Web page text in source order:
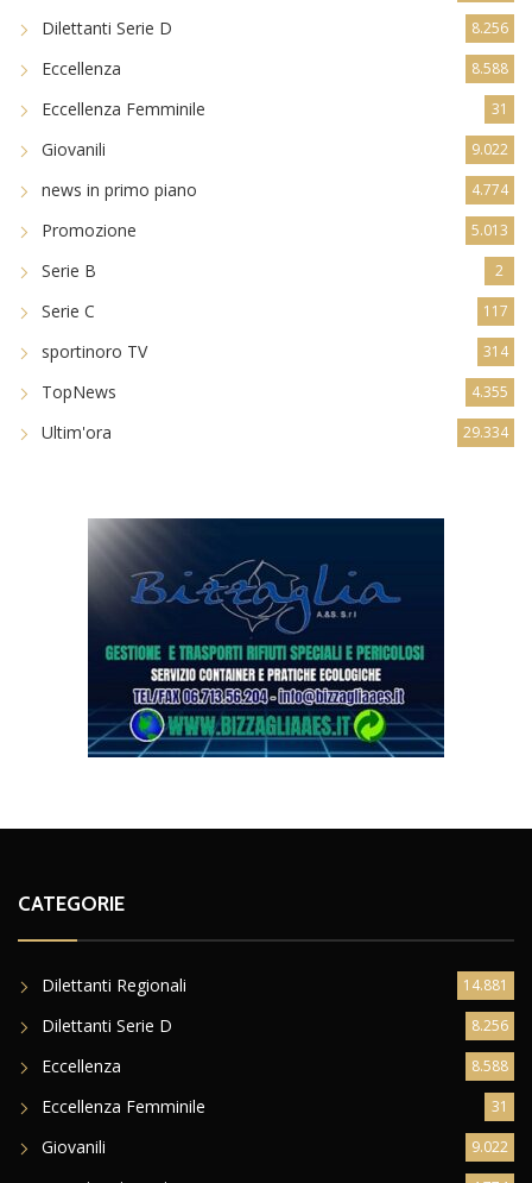
Dilettanti Serie D 8.256
Eccellenza 8.588
Eccellenza Femminile 31
Giovanili 9.022
news in primo piano 4.774
Promozione 5.013
Serie B 2
Serie C 117
sportinoro TV 314
TopNews 4.355
Ultim'ora 29.334
CATEGORIE
Dilettanti Regionali 14.881
Dilettanti Serie D 8.256
Eccellenza 8.588
Eccellenza Femminile 31
Giovanili 9.022